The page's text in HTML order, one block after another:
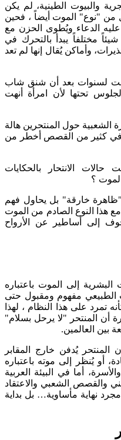
والبيوت الطينية، لم يكن
"نوع" الموت أيضاً ، فحين
الدعاء ويُطوى الحزن مع
مختلفاً يبدأ بالتحرك في
وأماكن يُقال إنها لم تعد
لسنوات بعد أن شنق شاب
تحتها لأن امرأة أنهت
الشعبية حول المنتحرين هالة
في كثير من القصص أخطر من
حالات الانتحار بالحكايات
؟
"ظاهرة خارقة" بل يحاول فهم
مع هذا النوع الصادم من الموت
إلى أساطير عن الأرواح
إلى الموت باعتباره
الطبيعي مفهوم ومقبول حتى
تمرد على هذا النظام ، لهذا
أن المنتحر "لا يرحل بسلام"
بين العالمين.
يُدفن خارج المقابر
أو يُنظر إلى موته باعتباره
أما في البيئة العربية
والقصص الشعبي والاعتقاد
مجرد نهاية مأساوية… بل بداية